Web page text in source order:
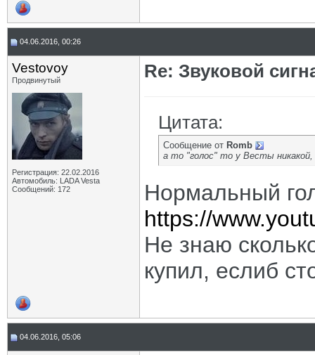
04.06.2016, 00:26
Vestovoy
Продвинутый
Регистрация: 22.02.2016
Автомобиль: LADA Vesta
Сообщений: 172
Re: Звуковой
Цитата:
Сообщение от Romb
а то "голос" то у Весты
Нормальный
https://
Не знаю
купил, еслиб
04.06.2016, 05:06